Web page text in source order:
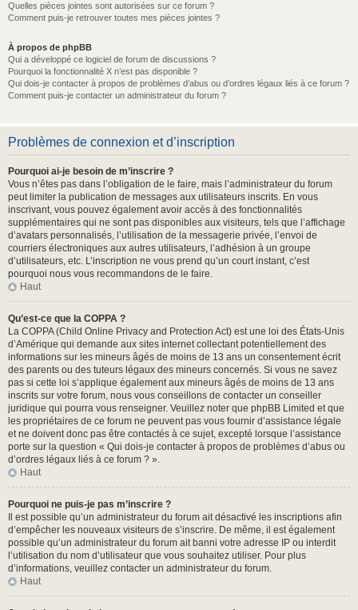
Quelles pièces jointes sont autorisées sur ce forum ?
Comment puis-je retrouver toutes mes pièces jointes ?
À propos de phpBB
Qui a développé ce logiciel de forum de discussions ?
Pourquoi la fonctionnalité X n’est pas disponible ?
Qui dois-je contacter à propos de problèmes d’abus ou d’ordres légaux liés à ce forum ?
Comment puis-je contacter un administrateur du forum ?
Problèmes de connexion et d’inscription
Pourquoi ai-je besoin de m’inscrire ?
Vous n’êtes pas dans l’obligation de le faire, mais l’administrateur du forum
peut limiter la publication de messages aux utilisateurs inscrits. En vous
inscrivant, vous pouvez également avoir accès à des fonctionnalités
supplémentaires qui ne sont pas disponibles aux visiteurs, tels que l’affichage
d’avatars personnalisés, l’utilisation de la messagerie privée, l’envoi de
courriers électroniques aux autres utilisateurs, l’adhésion à un groupe
d’utilisateurs, etc. L’inscription ne vous prend qu’un court instant, c’est
pourquoi nous vous recommandons de le faire.
Haut
Qu’est-ce que la COPPA ?
La COPPA (Child Online Privacy and Protection Act) est une loi des États-Unis
d’Amérique qui demande aux sites internet collectant potentiellement des
informations sur les mineurs âgés de moins de 13 ans un consentement écrit
des parents ou des tuteurs légaux des mineurs concernés. Si vous ne savez
pas si cette loi s’applique également aux mineurs âgés de moins de 13 ans
inscrits sur votre forum, nous vous conseillons de contacter un conseiller
juridique qui pourra vous renseigner. Veuillez noter que phpBB Limited et que
les propriétaires de ce forum ne peuvent pas vous fournir d’assistance légale
et ne doivent donc pas être contactés à ce sujet, excepté lorsque l’assistance
porte sur la question « Qui dois-je contacter à propos de problèmes d’abus ou
d’ordres légaux liés à ce forum ? ».
Haut
Pourquoi ne puis-je pas m’inscrire ?
Il est possible qu’un administrateur du forum ait désactivé les inscriptions afin
d’empêcher les nouveaux visiteurs de s’inscrire. De même, il est également
possible qu’un administrateur du forum ait banni votre adresse IP ou interdit
l’utilisation du nom d’utilisateur que vous souhaitez utiliser. Pour plus
d’informations, veuillez contacter un administrateur du forum.
Haut